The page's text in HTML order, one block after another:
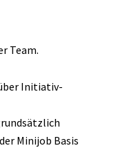
Team.
Initiativ-
Minijob Basis